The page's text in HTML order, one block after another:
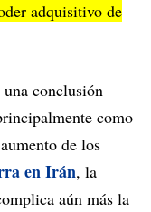
adquisitivo de
conclusión
como
de los
en Irán, la
aún más la